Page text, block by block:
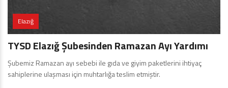
Elazığ
TYSD Elazığ Şubesinden Ramazan Ayı Yardımı
Şubemiz Ramazan ayı sebebi ile gıda ve giyim paketlerini ihtiyaç
sahiplerine ulaşması için muhtarlığa teslim etmiştir.